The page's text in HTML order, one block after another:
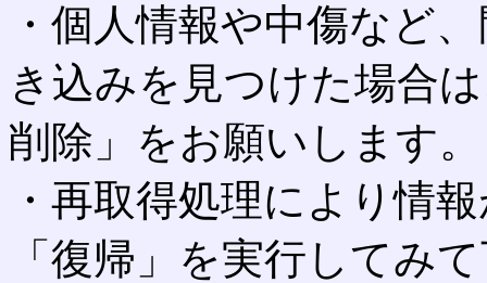
・個人情報や中傷など
き込みを見つけた場合
削除」をお願いします。
・再取得処理により情
「復帰」を実行してみ